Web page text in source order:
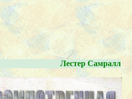
Лестер Самралл